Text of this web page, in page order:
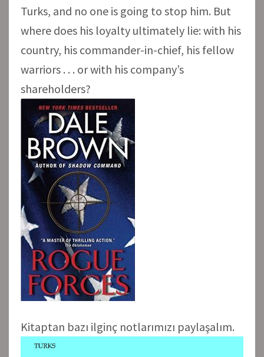
Turks, and no one is going to stop him. But
where does his loyalty ultimately lie: with his
country, his commander-in-chief, his fellow
warriors . . . or with his company’s
shareholders?
Kitaptan bazı ilginç notlarımızı paylaşalım.